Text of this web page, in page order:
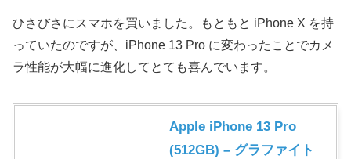
ひさびさにスマホを買いました。もともと iPhone X を持
っていたのですが、iPhone 13 Pro に変わったことでカメ
ラ性能が大幅に進化してとても喜んでいます。
Apple iPhone 13 Pro
(512GB) – グラファイト